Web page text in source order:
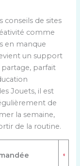
conseils de sites
comme
en manque
un support
partage, parfait
Jouets, il est
de
la semaine,
de la routine.